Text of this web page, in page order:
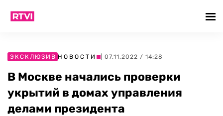
ЭКСКЛЮЗИВ НОВОСТИ | 07.11.2022 / 14:28
В Москве начались проверки
укрытий в домах управления
делами президента